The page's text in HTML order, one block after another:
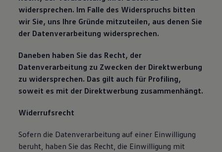
widersprechen. Im Falle des Widerspruchs bitten
wir Sie, uns Ihre Gründe mitzuteilen, aus denen Sie
der Datenverarbeitung widersprechen.
Daneben haben Sie das Recht, der
Datenverarbeitung zu Zwecken der Direktwerbung
zu widersprechen. Das gilt auch für Profiling,
soweit es mit der Direktwerbung zusammenhängt.
Widerrufsrecht
Sofern die Datenverarbeitung auf einer Einwilligung
beruht, haben Sie das Recht, die Einwilligung mit